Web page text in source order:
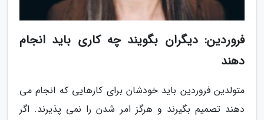
فروردین: دیگران بگویند چه کاری باید انجام
دهند
متولدین فروردین باید خودشان برای کارهایی که انجام می
دهند تصمیم بگیرند و هرگز امر شدن را نمی پذیرند. اگر